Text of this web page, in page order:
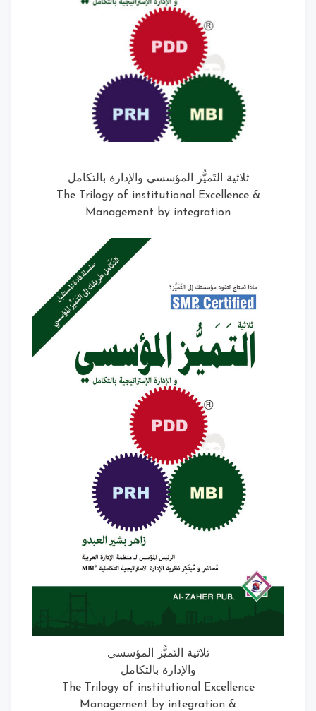
ثلاثية التَميُّز المؤسسي والإدارة بالتكامل
The Trilogy of institutional Excellence &
Management by integration
ثلاثية التَميُّز المؤسسي
والإدارة بالتكامل
The Trilogy of institutional Excellence
& Management by integration